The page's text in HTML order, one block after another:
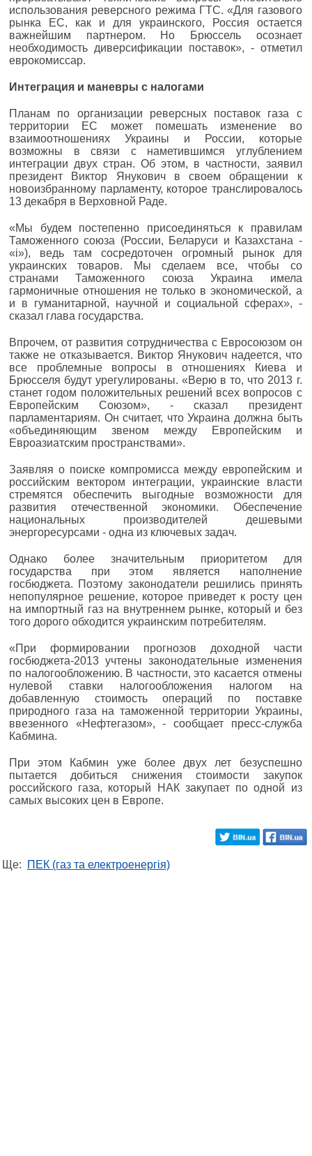
использования реверсного режима ГТС. «Для газового
рынка ЕС, как и для украинского, Россия остается
важнейшим партнером. Но Брюссель осознает
необходимость диверсификации поставок», - отметил
еврокомиссар.
Интеграция и маневры с налогами
Планам по организации реверсных поставок газа с
территории ЕС может помешать изменение во
взаимоотношениях Украины и России, которые
возможны в связи с наметившимся углублением
интеграции двух стран. Об этом, в частности, заявил
президент Виктор Янукович в своем обращении к
новоизбранному парламенту, которое транслировалось
13 декабря в Верховной Раде.
«Мы будем постепенно присоединяться к правилам
Таможенного союза (России, Беларуси и Казахстана -
«i»), ведь там сосредоточен огромный рынок для
украинских товаров. Мы сделаем все, чтобы со
странами Таможенного союза Украина имела
гармоничные отношения не только в экономической, а
и в гуманитарной, научной и социальной сферах», -
сказал глава государства.
Впрочем, от развития сотрудничества с Евросоюзом он
также не отказывается. Виктор Янукович надеется, что
все проблемные вопросы в отношениях Киева и
Брюсселя будут урегулированы. «Верю в то, что 2013 г.
станет годом положительных решений всех вопросов с
Европейским Союзом», - сказал президент
парламентариям. Он считает, что Украина должна быть
«объединяющим звеном между Европейским и
Евроазиатским пространствами».
Заявляя о поиске компромисса между европейским и
российским вектором интеграции, украинские власти
стремятся обеспечить выгодные возможности для
развития отечественной экономики. Обеспечение
национальных производителей дешевыми
энергоресурсами - одна из ключевых задач.
Однако более значительным приоритетом для
государства при этом является наполнение
госбюджета. Поэтому законодатели решились принять
непопулярное решение, которое приведет к росту цен
на импортный газ на внутреннем рынке, который и без
того дорого обходится украинским потребителям.
«При формировании прогнозов доходной части
госбюджета-2013 учтены законодательные изменения
по налогообложению. В частности, это касается отмены
нулевой ставки налогообложения налогом на
добавленную стоимость операций по поставке
природного газа на таможенной территории Украины,
ввезенного «Нефтегазом», - сообщает пресс-служба
Кабмина.
При этом Кабмин уже более двух лет безуспешно
пытается добиться снижения стоимости закупок
российского газа, который НАК закупает по одной из
самых высоких цен в Европе.
Ще: ПЕК (газ та електроенергія)